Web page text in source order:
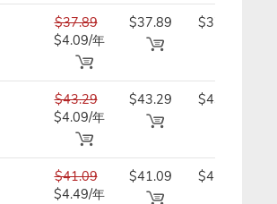
$37.89
$4.09/年
$37.89
$37.89/
$43.29
$4.09/年
$43.29
$43.29/
$41.09
$4.49/年
$41.09
$41.09/